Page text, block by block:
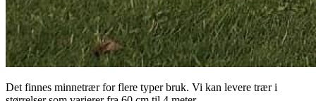
Det finnes minnetrær for flere typer bruk. Vi kan levere trær i